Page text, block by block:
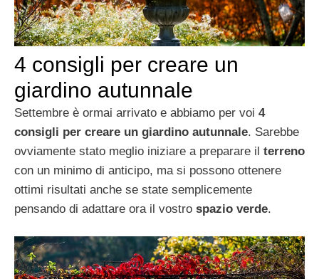
4 consigli per creare un
giardino autunnale
Settembre è ormai arrivato e abbiamo per voi 4
consigli per creare un giardino autunnale. Sarebbe
ovviamente stato meglio iniziare a preparare il terreno
con un minimo di anticipo, ma si possono ottenere
ottimi risultati anche se state semplicemente
pensando di adattare ora il vostro spazio verde.